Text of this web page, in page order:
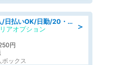
＞
検品・検査/高収入/日払いOK/日勤/20・30・40代活躍中/製造 工場
アオプション
円
ボックス